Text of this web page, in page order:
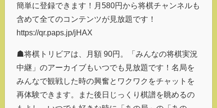
簡単に登録できます！月580円から将棋チャンネルも
含めて全てのコンテンツが見放題です！
https://qr.paps.jp/jHAX
☗将棋トリビアは、月額 90円。「みんなの将棋実況
中継」のアーカイブもいつでも見放題です！名局を
みんなで観戦した時の興奮とワクワクをチャットを
再体験できます。また後日じっくり棋譜を眺めるの